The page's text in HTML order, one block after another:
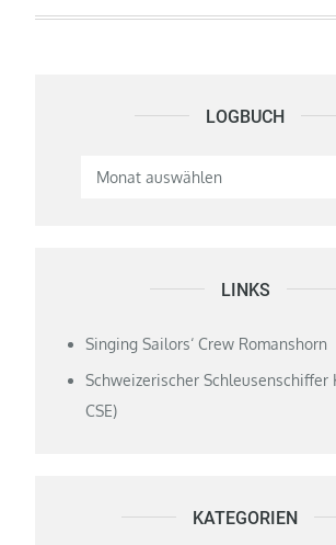
LOGBUCH
LINKS
Singing Sailors‘ Crew Romanshorn
Schweizerischer Schleusenschiffer
CSE)
KATEGORIEN